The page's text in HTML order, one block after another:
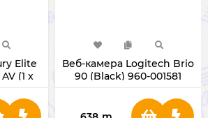
Elite
(1 x
Веб-камера Logitech Brio
90 (Black) 960-001581